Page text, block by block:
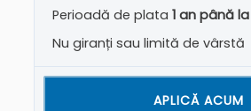
Perioadă de plata 1 an până
Nu giranți sau limită de vârstă
APLICĂ ACUM